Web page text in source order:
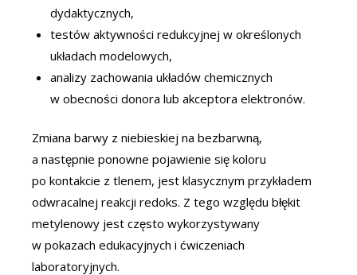
dydaktycznych,
testów aktywności redukcyjnej w określonych
układach modelowych,
analizy zachowania układów chemicznych
w obecności donora lub akceptora elektronów.
Zmiana barwy z niebieskiej na bezbarwną,
a następnie ponowne pojawienie się koloru
po kontakcie z tlenem, jest klasycznym przykładem
odwracalnej reakcji redoks. Z tego względu błękit
metylenowy jest często wykorzystywany
w pokazach edukacyjnych i ćwiczeniach
laboratoryjnych.